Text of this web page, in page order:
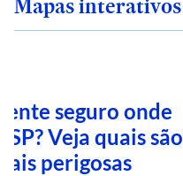
seguro onde
SP? Veja quais são
perigosas